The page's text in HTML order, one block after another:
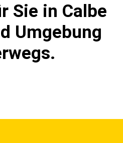
Sie in Calbe
Umgebung